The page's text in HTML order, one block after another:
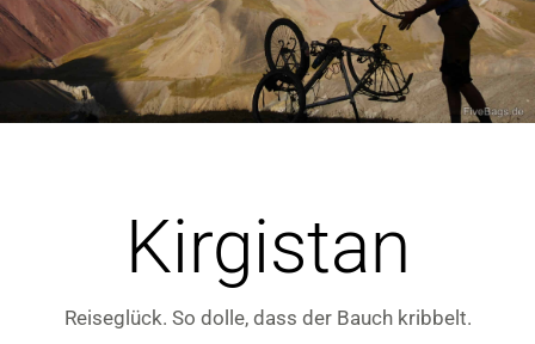
Kirgistan
Reiseglück. So dolle, dass der Bauch kribbelt.